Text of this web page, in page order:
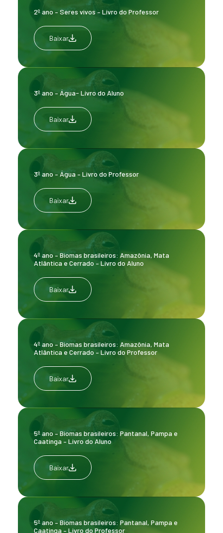
2º ano – Seres vivos – Livro do Professor
Baixar
3º ano – Água- Livro do Aluno
Baixar
3º ano – Água – Livro do Professor
Baixar
4º ano – Biomas brasileiros: Amazônia, Mata
Atlântica e Cerrado – Livro do Aluno
Baixar
4º ano – Biomas brasileiros: Amazônia, Mata
Atlântica e Cerrado – Livro do Professor
Baixar
5º ano – Biomas brasileiros: Pantanal, Pampa e
Caatinga – Livro do Aluno
Baixar
5º ano – Biomas brasileiros: Pantanal, Pampa e
Caatinga – Livro do Professor